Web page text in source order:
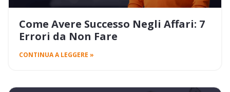
Come Avere Successo Negli Affari: 7
Errori da Non Fare
CONTINUA A LEGGERE »